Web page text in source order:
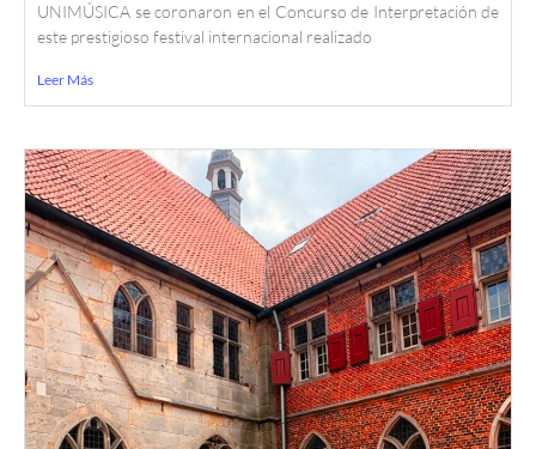
UNIMÚSICA se coronaron en el Concurso de Interpretación de
este prestigioso festival internacional realizado
Leer Más